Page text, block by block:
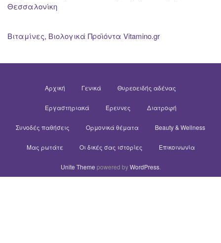
Θεσσαλονίκη
Βιταμίνες, Βιολογικά Προϊόντα Vitamino.gr
Αρχική Γενικά Θυρεοειδής αδένας
Εργαστηριακά Έρευνες Διατροφή
Συνοδές παθήσεις Ορμονικά θέματα Beauty & Wellness
Μας ρωτάτε Οι δικές σας ιστορίες Επικοινωνία
Unite Theme powered byWordPress.